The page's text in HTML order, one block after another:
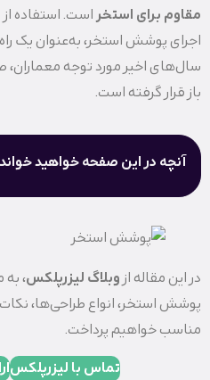
مقاوم برای استخر است. استفاده از
اجرای پوشش استخر، به‌عنوان یک
سال‌های اخیر مورد توجه معماران،
باز قرار گرفته است.
آنچه در این صفحه خواهید خواند
در این مقاله از وبلاگ لیزرپلکس، به
پوشش استخر، انواع طراحی‌ها،
مناسب خواهیم پرداخت.
تماس با لیزرپلکس